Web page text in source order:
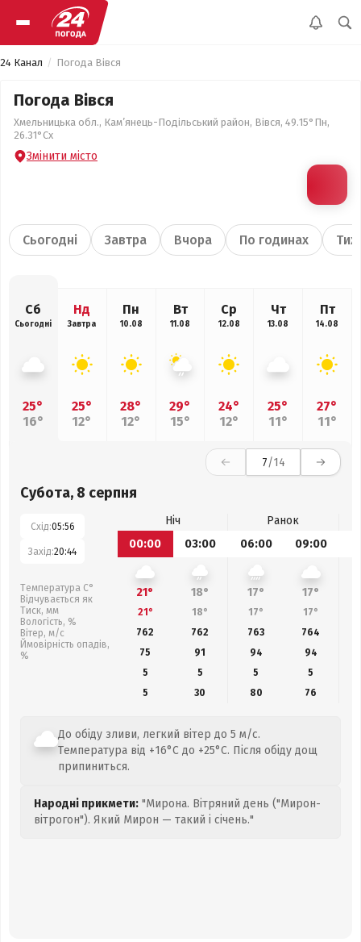
24 Канал Погода Вівся
Погода Вівся
Хмельницька обл., Кам’янець-Подільський район, Вівся, 49.15°Пн,
26.31°Сх
Змінити місто
Сьогодні Завтра Вчора По годинах
Сб
Сьогодні
25°
16°
Нд
Завтра
25°
12°
Пн
10.08
28°
12°
Вт
11.08
29°
15°
Ср
12.08
24°
12°
Чт
13.08
25°
11°
Пт
14.08
27°
11°
7/14
Субота, 8 серпня
Схід:05:56
Захід:20:44
Температура С°
Відчувається як
Тиск, мм
Вологість, %
Вітер, м/с
Ймовірність опадів,
%
Ніч
Ранок
00:00
03:00 06:00 09:00
21° 18° 17° 17°
21° 18° 17° 17°
762
762 763 764
75
91 94 94
5
5 5
5
5
30 80 76
До обіду зливи, легкий вітер до 5 м/с.
Температура від +16°C до +25°C. Після обіду дощ
припиниться.
Народні прикмети: "Мирона. Вітряний день ("Мирон-
вітрогон"). Який Мирон — такий і січень."